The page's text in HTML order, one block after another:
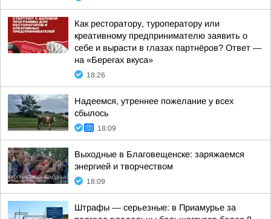
Как ресторатору, туроператору или
креативному предпринимателю заявить о
себе и вырасти в глазах партнёров? Ответ —
на «Берегах вкуса»
18:26
Надеемся, утреннее пожелание у всех
сбылось
18:09
Выходные в Благовещенске: заряжаемся
энергией и творчеством
18:09
Штрафы — серьезные: в Приамурье за